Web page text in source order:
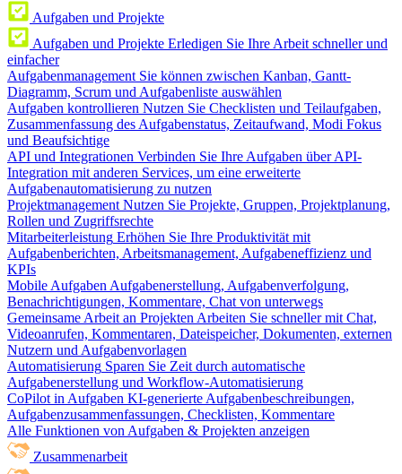
Aufgaben und Projekte
Aufgaben und Projekte Erledigen Sie Ihre Arbeit schneller und
einfacher
Aufgabenmanagement Sie können zwischen Kanban, Gantt-
Diagramm, Scrum und Aufgabenliste auswählen
Aufgaben kontrollieren Nutzen Sie Checklisten und Teilaufgaben,
Zusammenfassung des Aufgabenstatus, Zeitaufwand, Modi Fokus
und Beaufsichtige
API und Integrationen Verbinden Sie Ihre Aufgaben über API-
Integration mit anderen Services, um eine erweiterte
Aufgabenautomatisierung zu nutzen
Projektmanagement Nutzen Sie Projekte, Gruppen, Projektplanung,
Rollen und Zugriffsrechte
Mitarbeiterleistung Erhöhen Sie Ihre Produktivität mit
Aufgabenberichten, Arbeitsmanagement, Aufgabeneffizienz und
KPIs
Mobile Aufgaben Aufgabenerstellung, Aufgabenverfolgung,
Benachrichtigungen, Kommentare, Chat von unterwegs
Gemeinsame Arbeit an Projekten Arbeiten Sie schneller mit Chat,
Videoanrufen, Kommentaren, Dateispeicher, Dokumenten, externen
Nutzern und Aufgabenvorlagen
Automatisierung Sparen Sie Zeit durch automatische
Aufgabenerstellung und Workflow-Automatisierung
CoPilot in Aufgaben KI-generierte Aufgabenbeschreibungen,
Aufgabenzusammenfassungen, Checklisten, Kommentare
Alle Funktionen von Aufgaben & Projekten anzeigen
Zusammenarbeit